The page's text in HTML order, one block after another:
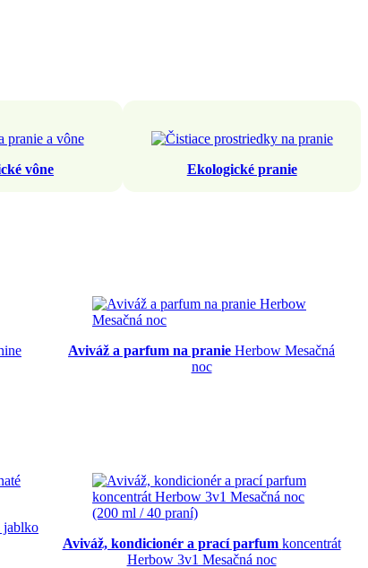
vône Ekologické pranie
Aviváž a parfum na pranie Herbow Mesačná
noc
jablko
Aviváž, kondicionér a prací parfum koncentrát
Herbow 3v1 Mesačná noc